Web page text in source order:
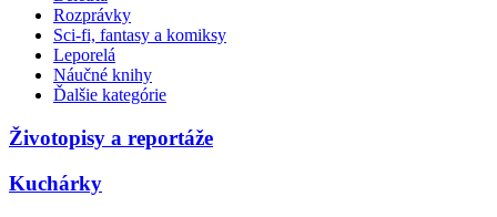
Rozprávky
Sci-fi, fantasy a komiksy
Leporelá
Náučné knihy
Ďalšie kategórie
Životopisy a reportáže
Kuchárky